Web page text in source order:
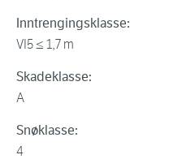
Inntrengingsklasse:
VI5 ≤ 1,7 m
Skadeklasse:
A
Snøklasse:
4